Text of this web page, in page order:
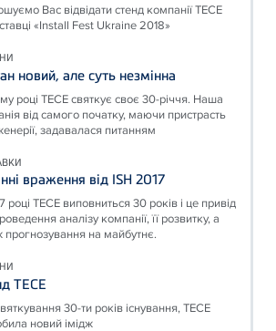
Вас відвідати стенд компанії ТЕСЕ
«Install Fest Ukraine 2018»
новий, але суть незмінна
році ТЕСЕ святкує своє 30-річчя. Наша
від самого початку, маючи пристрасть
задавалася питанням
враження від ISH 2017
році ТЕСЕ виповниться 30 років і це привід
аналізу компанії, її розвитку, а
прогнозування на майбутнє.
ТЕСЕ
30-ти років існування, ТЕСЕ
новий імідж